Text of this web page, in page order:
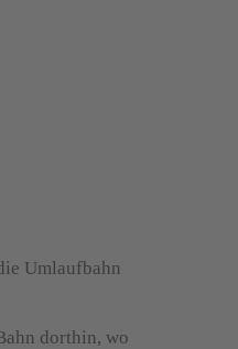
Umlaufbahn
dorthin, wo